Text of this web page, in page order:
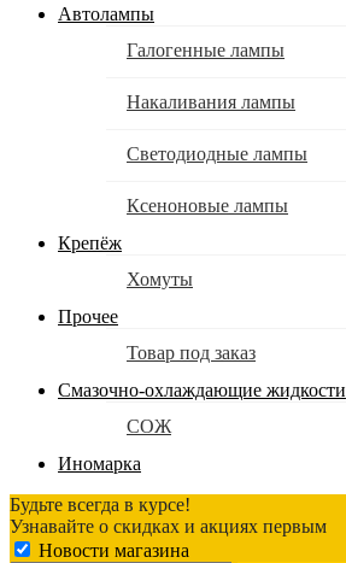
Автолампы
Галогенные лампы
Накаливания лампы
Светодиодные лампы
Ксеноновые лампы
Крепёж
Хомуты
Прочее
Товар под заказ
Смазочно-охлаждающие жидкости
СОЖ
Иномарка
Будьте всегда в курсе!
Узнавайте о скидках и акциях первым
Новости магазина